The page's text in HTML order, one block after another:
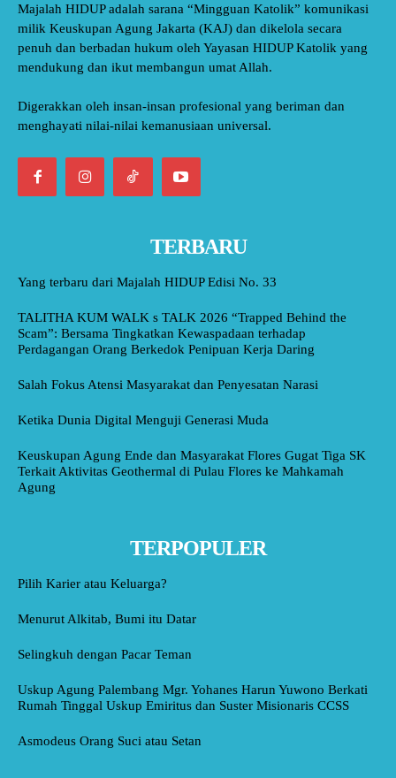
Majalah HIDUP adalah sarana “Mingguan Katolik” komunikasi
milik Keuskupan Agung Jakarta (KAJ) dan dikelola secara
penuh dan berbadan hukum oleh Yayasan HIDUP Katolik yang
mendukung dan ikut membangun umat Allah.
Digerakkan oleh insan-insan profesional yang beriman dan
menghayati nilai-nilai kemanusiaan universal.
TERBARU
Yang terbaru dari Majalah HIDUP Edisi No. 33
TALITHA KUM WALK s TALK 2026 “Trapped Behind the
Scam”: Bersama Tingkatkan Kewaspadaan terhadap
Perdagangan Orang Berkedok Penipuan Kerja Daring
Salah Fokus Atensi Masyarakat dan Penyesatan Narasi
Ketika Dunia Digital Menguji Generasi Muda
Keuskupan Agung Ende dan Masyarakat Flores Gugat Tiga SK
Terkait Aktivitas Geothermal di Pulau Flores ke Mahkamah
Agung
TERPOPULER
Pilih Karier atau Keluarga?
Menurut Alkitab, Bumi itu Datar
Selingkuh dengan Pacar Teman
Uskup Agung Palembang Mgr. Yohanes Harun Yuwono Berkati
Rumah Tinggal Uskup Emiritus dan Suster Misionaris CCSS
Asmodeus Orang Suci atau Setan